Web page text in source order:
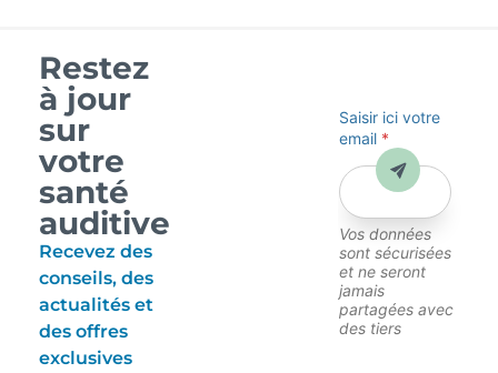
Restez
à jour
sur
votre
santé
auditive
Recevez des
conseils, des
actualités et
des offres
exclusives
Saisir ici votre
email *
Vos données
sont sécurisées
et ne seront
jamais
partagées avec
des tiers
Envoyer